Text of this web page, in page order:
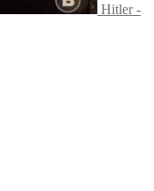
Hitler -